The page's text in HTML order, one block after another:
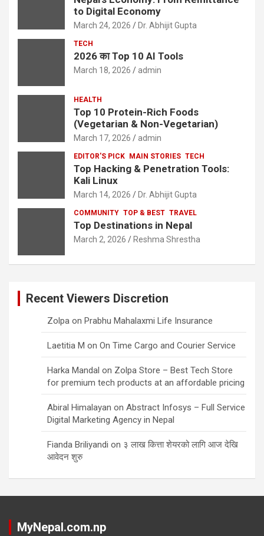
to Digital Economy
March 24, 2026 Dr. Abhijit Gupta
TECH
2026 का Top 10 AI Tools
March 18, 2026 admin
HEALTH
Top 10 Protein-Rich Foods
(Vegetarian & Non-Vegetarian)
March 17, 2026 admin
EDITOR'S PICK MAIN STORIES TECH
Top Hacking & Penetration Tools:
Kali Linux
March 14, 2026 Dr. Abhijit Gupta
COMMUNITY TOP & BEST TRAVEL
Top Destinations in Nepal
March 2, 2026 Reshma Shrestha
Recent Viewers Discretion
Zolpa on Prabhu Mahalaxmi Life Insurance
Laetitia M on On Time Cargo and Courier Service
Harka Mandal on Zolpa Store – Best Tech Store
for premium tech products at an affordable pricing
Abiral Himalayan on Abstract Infosys – Full Service
Digital Marketing Agency in Nepal
Fianda Briliyandi on ३ लाख कित्ता शेयरको लागि आज देखि
आवेदन शुरु
MyNepal.com.np